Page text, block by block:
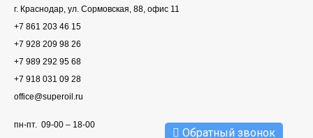
г. Краснодар, ул. Сормовская, 88, офис 11
+7 861 203 46 15
+7 928 209 98 26
+7 989 292 95 68
+7 918 031 09 28
office@superoil.ru
пн-пт. 09-00 – 18-00
Обратный звонок